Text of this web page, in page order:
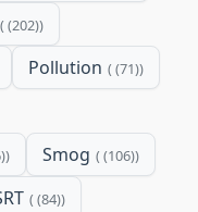
(202)
Pollution (71)
Smog (106)
(84)